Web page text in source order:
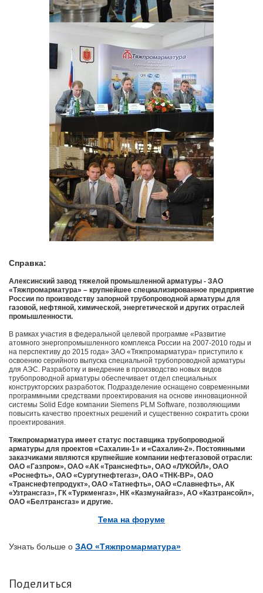
Справка:
Алексинский завод тяжелой промышленной арматуры - ЗАО
«Тяжпромарматура» – крупнейшее специализированное предприятие
России по производству запорной трубопроводной арматуры для
газовой, нефтяной, химической, энергетической и других отраслей
промышленности.
В рамках участия в федеральной целевой программе «Развитие
атомного энергопромышленного комплекса России на 2007-2010 годы и
на перспективу до 2015 года» ЗАО «Тяжпромарматура» приступило к
освоению серийного выпуска специальной трубопроводной арматуры
для АЭС. Разработку и внедрение в производство новых видов
трубопроводной арматуры обеспечивает отдел специальных
конструкторских разработок. Подразделение оснащено современными
программными средствами проектирования на основе инновационной
системы Solid Edge компании Siemens PLM Software, позволяющими
повысить качество проектных решений и существенно сократить сроки
проектирования.
Тяжпромарматура имеет статус поставщика трубопроводной
арматуры для проектов «Сахалин-1» и «Сахалин-2». Постоянными
заказчиками являются крупнейшие компании нефтегазовой отрасли:
ОАО «Газпром», ОАО «АК «Транснефть», ОАО «ЛУКОЙЛ», ОАО
«Роснефть», ОАО «Сургутнефтегаз», ОАО «ТНК-BP», ОАО
«Транснефтепродукт», ОАО «Татнефть», ОАО «Славнефть», АК
«Узтрансгаз», ГК «Туркменгаз», НК «Казмунайгаз», АО «Казтрансойл»,
ОАО «Белтрансгаз» и другие.
Тема на форуме
Узнать больше о ЗАО «Тяжпромарматура»
Поделиться